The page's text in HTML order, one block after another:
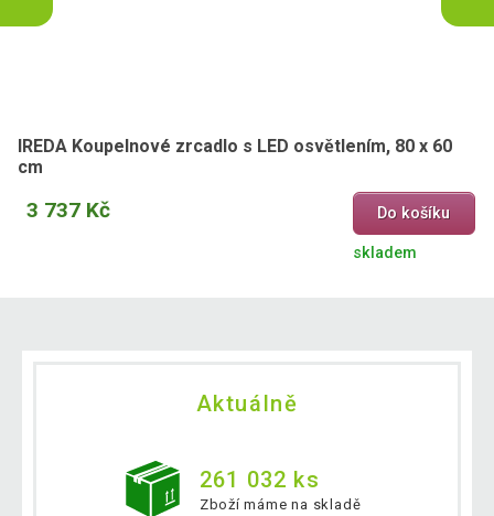
IREDA Koupelnové zrcadlo s LED osvětlením, 80 x 60
cm
3 737 Kč Do košíku
skladem
Aktuálně
261 032 ks
Zboží máme na skladě